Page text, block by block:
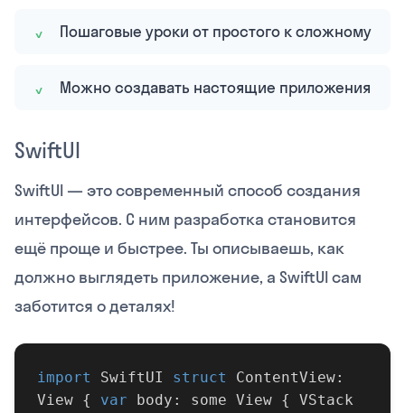
Пошаговые уроки от простого к сложному
Можно создавать настоящие приложения
SwiftUI
SwiftUI — это современный способ создания
интерфейсов. С ним разработка становится
ещё проще и быстрее. Ты описываешь, как
должно выглядеть приложение, а SwiftUI сам
заботится о деталях!
import SwiftUI struct
ContentView:
View { var body: some View { VStack